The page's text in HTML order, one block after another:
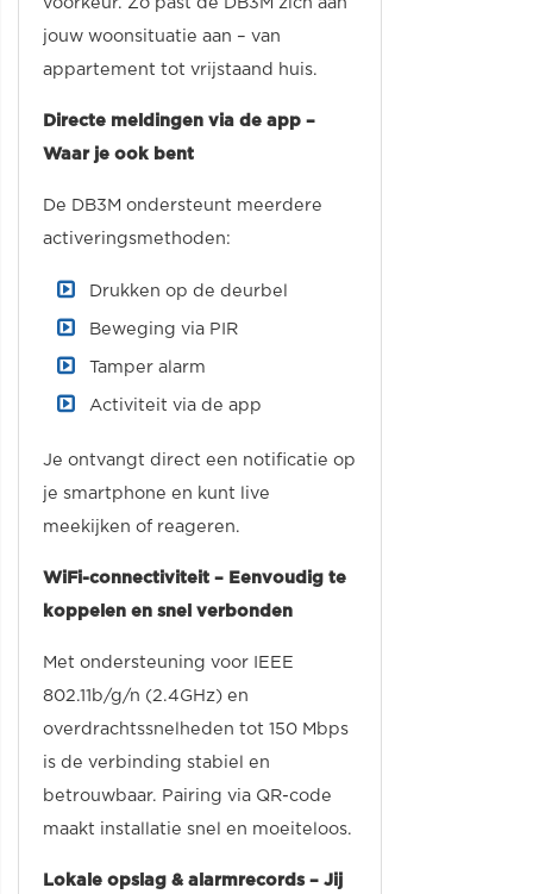
jouw woonsituatie aan – van
appartement tot vrijstaand huis.
Directe meldingen via de app –
Waar je ook bent
De DB3M ondersteunt meerdere
activeringsmethoden:
Drukken op de deurbel
Beweging via PIR
Tamper alarm
Activiteit via de app
Je ontvangt direct een notificatie op
je smartphone en kunt live
meekijken of reageren.
WiFi-connectiviteit – Eenvoudig te
koppelen en snel verbonden
Met ondersteuning voor IEEE
802.11b/g/n (2.4GHz) en
overdrachtssnelheden tot 150 Mbps
is de verbinding stabiel en
betrouwbaar. Pairing via QR-code
maakt installatie snel en moeiteloos.
Lokale opslag & alarmrecords – Jij